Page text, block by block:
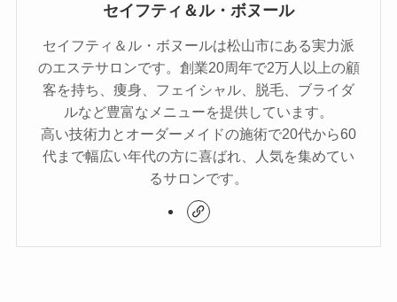
セイフティ＆ル・ボヌール
セイフティ＆ル・ボヌールは松山市にある実力派
のエステサロンです。創業20周年で2万人以上の顧
客を持ち、痩身、フェイシャル、脱毛、ブライダ
ルなど豊富なメニューを提供しています。
高い技術力とオーダーメイドの施術で20代から60
代まで幅広い年代の方に喜ばれ、人気を集めてい
るサロンです。